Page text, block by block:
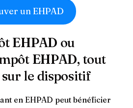
un EHPAD
EHPAD ou
EHPAD, tout
le dispositif
en EHPAD peut bénéficier